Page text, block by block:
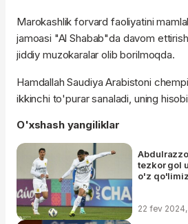
Marokashlik forvard faoliyatini
jamoasi "Al Shabab"da davom
jiddiy muzokaralar olib borilmoqda.
Hamdallah Saudiya Arabistoni
ikkinchi to'purar sanaladi, uning
O'xshash yangiliklar
tezkor gol
o'z
22 fev 2024,